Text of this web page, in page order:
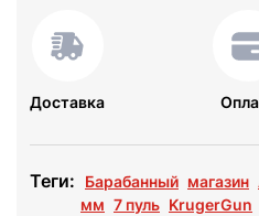
Доставка
Теги: Барабанный магазин
мм 7 пуль KrugerGun